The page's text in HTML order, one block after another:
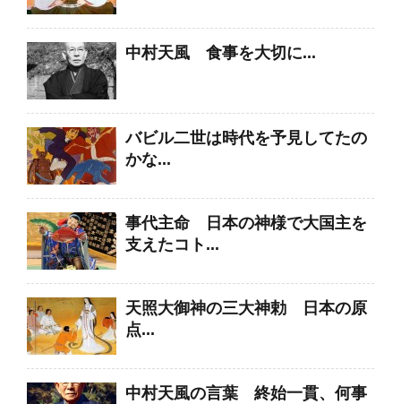
中村天風 食事を大切に...
バビル二世は時代を予見してたの
かな...
事代主命 日本の神様で大国主を
支えたコト...
天照大御神の三大神勅 日本の原
点...
中村天風の言葉 終始一貫、何事